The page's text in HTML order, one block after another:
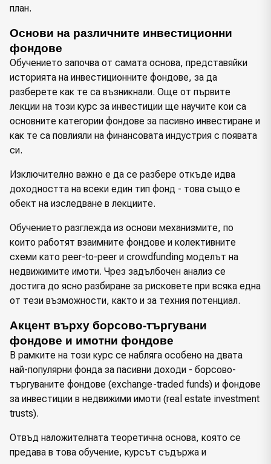
план.
Основи на различните инвестиционни
фондове
Обучението започва от самата основа, представяйки
историята на инвестиционните фондове, за да
разберете как те са възникнали. Още от първите
лекции на този курс за инвестиции ще научите кои са
основните категории фондове за пасивно инвестиране и
как те са повлияли на финансовата индустрия с появата
си.
Изключително важно е да се разбере откъде идва
доходността на всеки един тип фонд - това също е
обект на изследване в лекциите.
Обучението разглежда из основи механизмите, по
които работят взаимните фондове и колективните
схеми като peer-to-peer и crowdfunding моделът на
недвижимите имоти. Чрез задълбочен анализ се
достига до ясно разбиране за рисковете при всяка една
от тези възможности, както и за техния потенциал.
Акцент върху борсово-търгувани
фондове и имотни фондове
В рамките на този курс се набляга особено на двата
най-популярни фонда за пасивни доходи - борсово-
търгуваните фондове (exchange-traded funds) и фондове
за инвестиции в недвижими имоти (real estate investment
trusts).
Отвъд наложителната теоретична основа, която се
предава в това обучение, курсът съдържа и